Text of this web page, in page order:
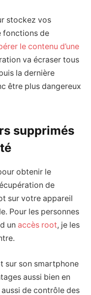
stockez vos
fonctions de
le contenu d’une
va écraser tous
la dernière
être plus dangereux
supprimés
obtenir le
de
sur votre appareil
Pour les personnes
un accès root, je les
sur son smartphone
aussi bien en
de contrôle des